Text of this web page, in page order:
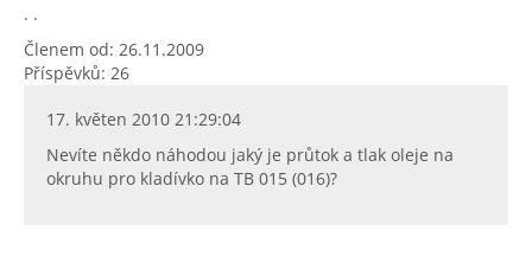
. .
Členem od: 26.11.2009
Příspěvků: 26
17. květen 2010 21:29:04
Nevíte někdo náhodou jaký je průtok a tlak oleje na
okruhu pro kladívko na TB 015 (016)?